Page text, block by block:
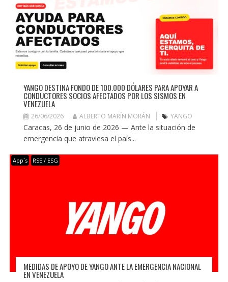
YANGO DESTINA FONDO DE 100.000 DÓLARES PARA APOYAR A
CONDUCTORES SOCIOS AFECTADOS POR LOS SISMOS EN
VENEZUELA
26/06/2026 ALBERTO MARÍN MORÁN YANGO
Caracas, 26 de junio de 2026 — Ante la situación de
emergencia que atraviesa el país...
App´s RSE / ESG
MEDIDAS DE APOYO DE YANGO ANTE LA EMERGENCIA NACIONAL
EN VENEZUELA